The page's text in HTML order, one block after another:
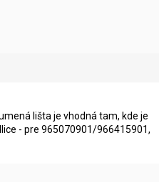
lišta je vhodná tam, kde je
- pre 965070901/966415901,